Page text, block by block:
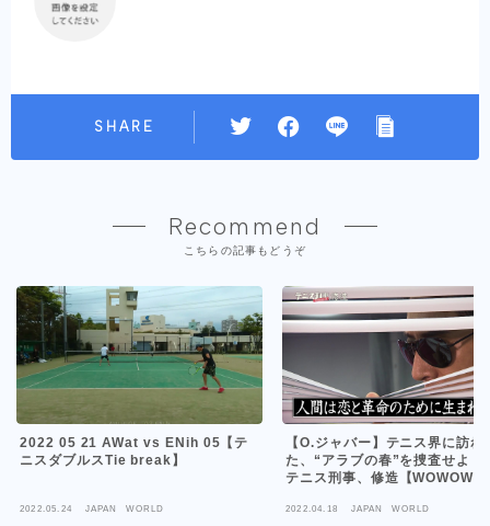
SHARE
Recommend
こちらの記事もどうぞ
2022 05 21 AWat vs ENih 05【テ
ニスダブルスTie break】
2022.05.24 JAPAN WORLD
【O.ジャバー】テニス界に訪れ
た、“アラブの春”を捜査せよ！
テニス刑事、修造【WOWOW】
2022.04.18 JAPAN WORLD